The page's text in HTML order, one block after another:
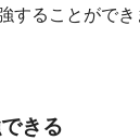
することができ
きる